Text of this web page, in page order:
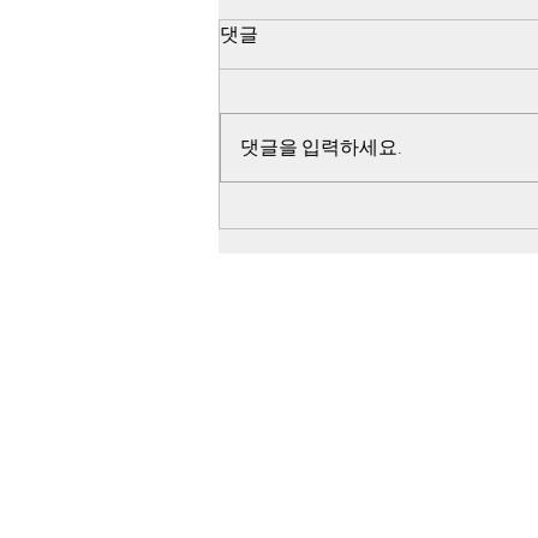
한화, 서욱 영입 나비효과로 천
댓글
댓글을 입력하세요.